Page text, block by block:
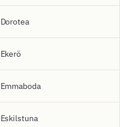
Dorotea
Ekerö
Emmaboda
Eskilstuna